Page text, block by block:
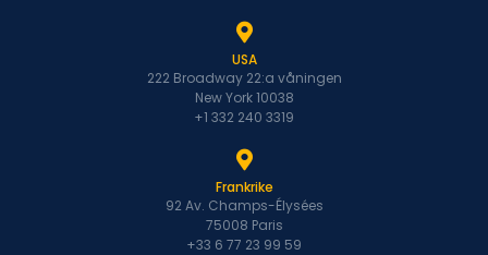
USA
222 Broadway 22:a våningen
New York 10038
+1 332 240 3319
Frankrike
92 Av. Champs-Élysées
75008 Paris
+33 6 77 23 99 59